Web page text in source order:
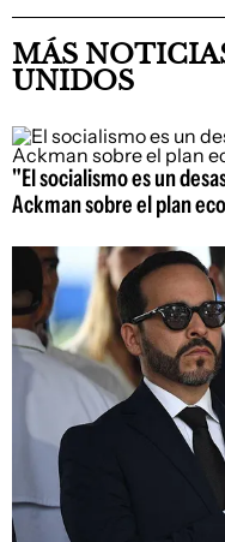
MÁS
UNIDOS
"El socialismo es un
Ackman sobre el plan